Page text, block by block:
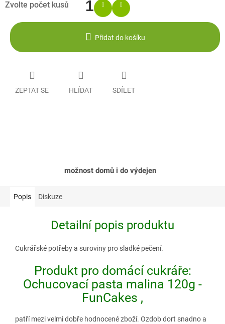
Přidat do košíku
ZEPTAT SE HLÍDAT SDÍLET
možnost domů i do výdejen
Popis Diskuze
Detailní popis produktu
Cukrářské potřeby a suroviny pro sladké pečení.
Produkt pro domácí cukráře:
Ochucovací pasta malina 120g -
FunCakes ,
patří mezi velmi dobře hodnocené zboží. Ozdob dort snadno a